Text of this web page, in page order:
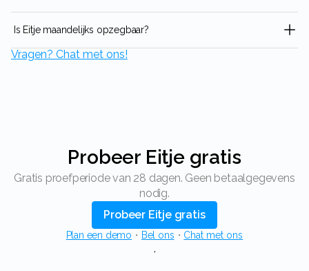
Is Eitje maandelijks opzegbaar?
Vragen? Chat met ons!
Probeer Eitje gratis
Gratis proefperiode van 28 dagen. Geen betaalgegevens
nodig.
Probeer Eitje gratis
Plan een demo ・ Bel ons ・ Chat met ons